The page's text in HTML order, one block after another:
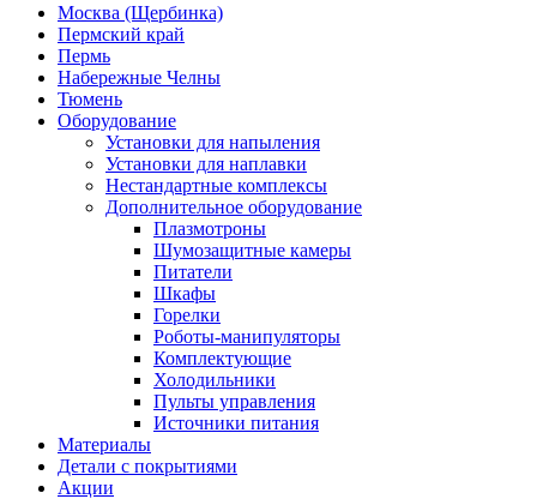
Москва (Щербинка)
Пермский край
Пермь
Набережные Челны
Тюмень
Оборудование
Установки для напыления
Установки для наплавки
Нестандартные комплексы
Дополнительное оборудование
Плазмотроны
Шумозащитные камеры
Питатели
Шкафы
Горелки
Роботы-манипуляторы
Комплектующие
Холодильники
Пульты управления
Источники питания
Материалы
Детали с покрытиями
Акции